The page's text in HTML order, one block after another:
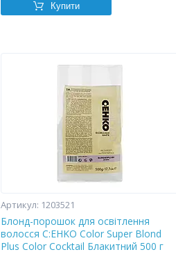
Купити
1203521
Блонд-порошок для освітлення
волосся C:EHKO Color Super Blond
Plus Color Cocktail Блакитний 500 г